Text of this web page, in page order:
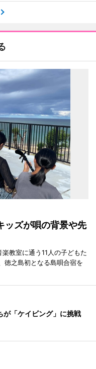
ズが唄の背景や先
教室に通う11人の子どもた
徳之島初となる島唄合宿を
が「ケイビング」に挑戦